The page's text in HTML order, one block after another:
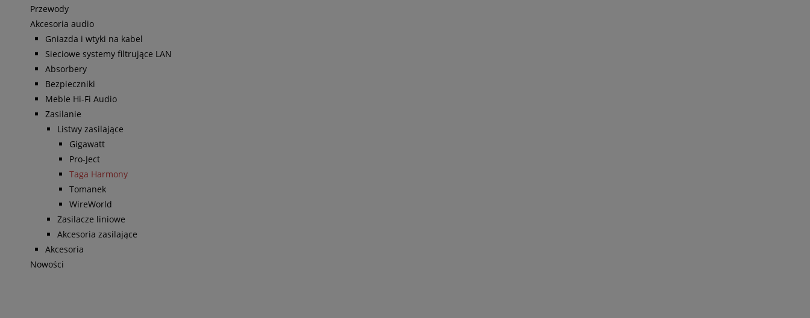
Przewody
Akcesoria audio
Gniazda i wtyki na kabel
Sieciowe systemy filtrujące LAN
Absorbery
Bezpieczniki
Meble Hi-Fi Audio
Zasilanie
Listwy zasilające
Gigawatt
Pro-Ject
Taga Harmony
Tomanek
WireWorld
Zasilacze liniowe
Akcesoria zasilające
Akcesoria
Nowości